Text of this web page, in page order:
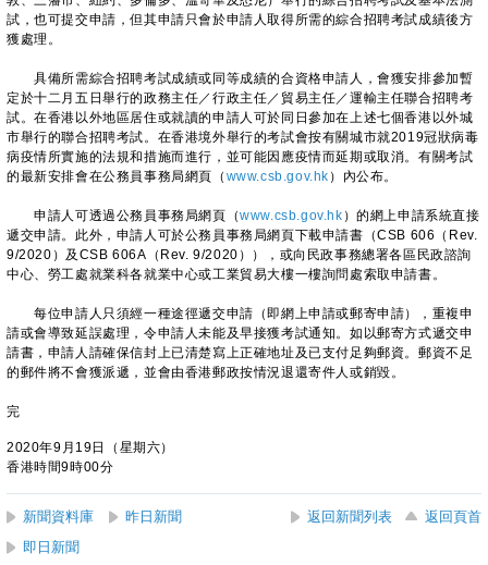
試，也可提交申請，但其申請只會於申請人取得所需的綜合招聘考試成績後方
獲處理。
具備所需綜合招聘考試成績或同等成績的合資格申請人，會獲安排參加暫
定於十二月五日舉行的政務主任／行政主任／貿易主任／運輸主任聯合招聘考
試。在香港以外地區居住或就讀的申請人可於同日參加在上述七個香港以外城
市舉行的聯合招聘考試。在香港境外舉行的考試會按有關城市就2019冠狀病毒
病疫情所實施的法規和措施而進行，並可能因應疫情而延期或取消。有關考試
的最新安排會在公務員事務局網頁（ www.csb.gov.hk ）內公布。
申請人可透過公務員事務局網頁（www.csb.gov.hk ）的網上申請系統直接
遞交申請。此外，申請人可於公務員事務局網頁下載申請書（CSB 606（Rev.
9/2020）及CSB 606A（Rev. 9/2020）），或向民政事務總署各區民政諮詢
中心、勞工處就業科各就業中心或工業貿易大樓一樓詢問處索取申請書。
每位申請人只須經一種途徑遞交申請（即網上申請或郵寄申請），重複申
請或會導致延誤處理，令申請人未能及早接獲考試通知。如以郵寄方式遞交申
請書，申請人請確保信封上已清楚寫上正確地址及已支付足夠郵資。郵資不足
的郵件將不會獲派遞，並會由香港郵政按情況退還寄件人或銷毀。
完
2020年9月19日（星期六）
香港時間9時00分
新聞資料庫 昨日新聞 返回新聞列表
返回頁首
即日新聞